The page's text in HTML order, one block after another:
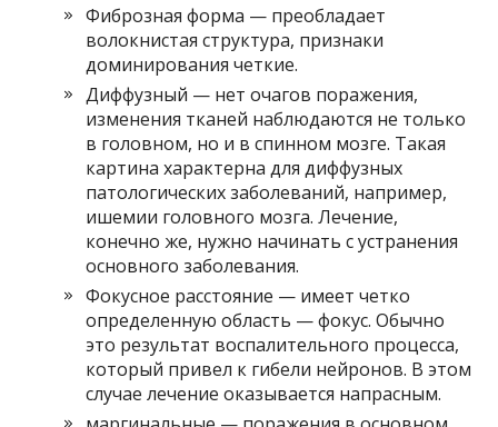
Фиброзная форма — преобладает
волокнистая структура, признаки
доминирования четкие.
Диффузный — нет очагов поражения,
изменения тканей наблюдаются не только
в головном, но и в спинном мозге. Такая
картина характерна для диффузных
патологических заболеваний, например,
ишемии головного мозга. Лечение,
конечно же, нужно начинать с устранения
основного заболевания.
Фокусное расстояние — имеет четко
определенную область — фокус. Обычно
это результат воспалительного процесса,
который привел к гибели нейронов. В этом
случае лечение оказывается напрасным.